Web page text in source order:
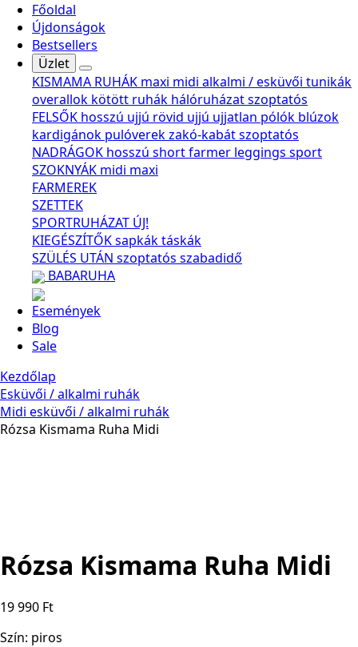
Főoldal
Újdonságok
Bestsellers
Üzlet
KISMAMA RUHÁK maxi midi alkalmi / esküvői tunikák
overallok kötött ruhák hálóruházatszoptatós
FELSŐK hosszú ujjú rövid ujjú ujjatlan pólók blúzok
kardigánok pulóverekzakó-kabátszoptatós
NADRÁGOK hosszú shortfarmer leggings sport
SZOKNYÁK midi maxi
FARMEREK
SZETTEK
SPORTRUHÁZAT ÚJ!
KIEGÉSZÍTŐKsapkáktáskák
SZÜLÉS UTÁN szoptatós szabadidő
BABARUHA
Események
Blog
Sale
Kezdőlap
Esküvői / alkalmi ruhák
Midi esküvői / alkalmi ruhák
Rózsa Kismama Ruha Midi
Rózsa Kismama Ruha Midi
19 990 Ft
Szín: piros